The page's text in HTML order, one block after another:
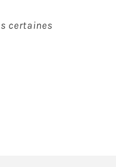
certaines